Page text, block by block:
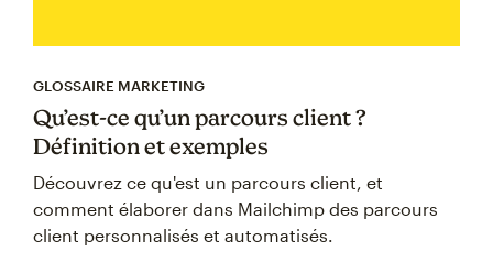
GLOSSAIRE MARKETING
Qu’est-ce qu’un parcours client ?
Définition et exemples
Découvrez ce qu'est un parcours client, et
comment élaborer dans Mailchimp des parcours
client personnalisés et automatisés.